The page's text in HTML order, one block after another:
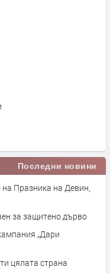
Последни новини
на Празника на Девин,
за защитено дърво
„Дари
цялата страна